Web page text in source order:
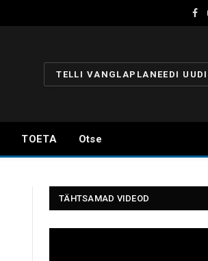
TELLI VANGLAPLANEEDI
TOETA Otse
TÄHTSAMAD VIDEOD